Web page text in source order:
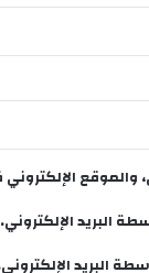
والموقع
البريد الإلكتروني.
البريد